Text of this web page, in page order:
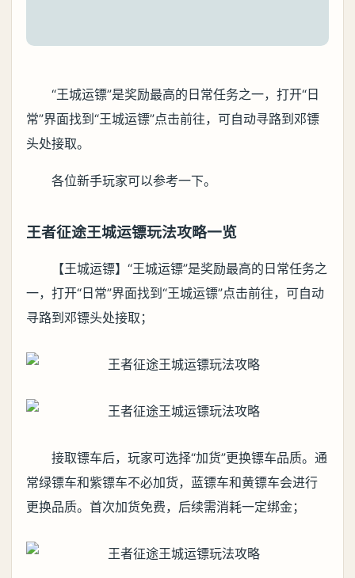
“王城运镖”是奖励最高的日常任务之一，打开“日
常”界面找到“王城运镖”点击前往，可自动寻路到邓镖
头处接取。
各位新手玩家可以参考一下。
王者征途王城运镖玩法攻略一览
【王城运镖】“王城运镖”是奖励最高的日常任务之
一，打开“日常”界面找到“王城运镖”点击前往，可自动
寻路到邓镖头处接取；
接取镖车后，玩家可选择“加货”更换镖车品质。通
常绿镖车和紫镖车不必加货，蓝镖车和黄镖车会进行
更换品质。首次加货免费，后续需消耗一定绑金；